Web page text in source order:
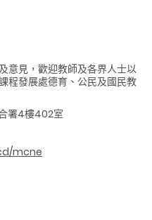
意見，歡迎教師及各界人士以
程發展處德育、公民及國民教
署4樓402室
mcne